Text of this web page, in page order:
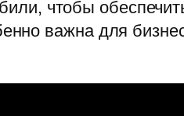
чтобы
важна для